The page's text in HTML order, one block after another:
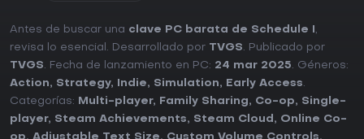
Antes de buscar una clave PC barata de Schedule I ,
revisa lo esencial. Desarrollado por TVGS. Publicado por
TVGS. Fecha de lanzamiento en PC: 24 mar 2025. Géneros:
Action, Strategy, Indie, Simulation, Early Access.
Categorías:
Multi-player, Family Sharing, Co-op, Single-
player, Steam Achievements, Steam Cloud , Online Co-